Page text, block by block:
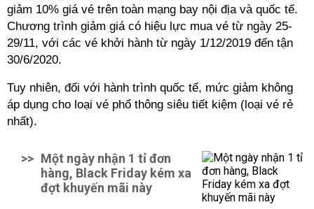
giảm 10% giá vé trên toàn mạng bay nội địa và quốc tế.
Chương trình giảm giá có hiệu lực mua vé từ ngày 25-
29/11, với các vé khởi hành từ ngày 1/12/2019 đến tận
30/6/2020.
Tuy nhiên, đối với hành trình quốc tế, mức giảm không
áp dụng cho loại vé phổ thông siêu tiết kiệm (loại vé rẻ
nhất).
>> Một ngày nhận 1 tỉ đơn
hàng, Black Friday kém xa
đợt khuyến mãi này